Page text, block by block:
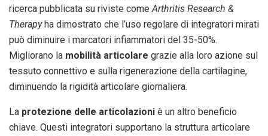
ricerca pubblicata su riviste come Arthritis Research &
Therapyha dimostrato che l’uso regolare di integratori mirati
può diminuire i marcatori infiammatori del 35-50%.
Migliorano la mobilità articolare grazie alla loro azione sul
tessuto connettivo e sulla rigenerazione della cartilagine,
diminuendo la rigidità articolare giornaliera.
La protezione delle articolazioni è un altro beneficio
chiave. Questi integratori supportano la struttura articolare